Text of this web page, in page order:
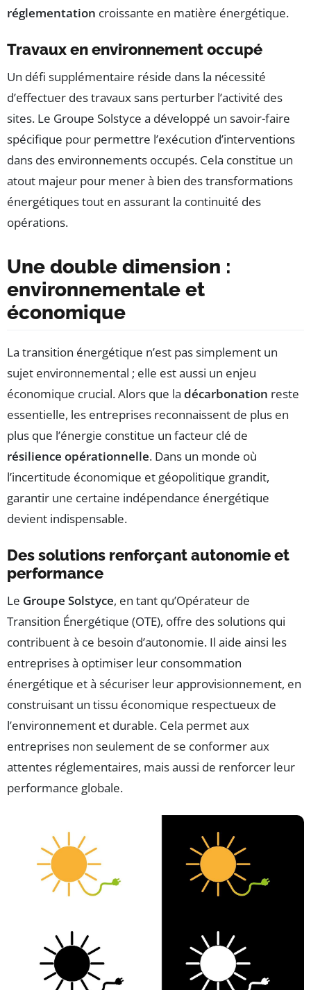
réglementation croissante en matière énergétique.
Travaux en environnement occupé
Un défi supplémentaire réside dans la nécessité
d’effectuer des travaux sans perturber l’activité des
sites. Le Groupe Solstyce a développé un savoir-faire
spécifique pour permettre l’exécution d’interventions
dans des environnements occupés. Cela constitue un
atout majeur pour mener à bien des transformations
énergétiques tout en assurant la continuité des
opérations.
Une double dimension :
environnementale et
économique
La transition énergétique n’est pas simplement un
sujet environnemental ; elle est aussi un enjeu
économique crucial. Alors que la décarbonation reste
essentielle, les entreprises reconnaissent de plus en
plus que l’énergie constitue un facteur clé de
résilience opérationnelle. Dans un monde où
l’incertitude économique et géopolitique grandit,
garantir une certaine indépendance énergétique
devient indispensable.
Des solutions renforçant autonomie et
performance
Le Groupe Solstyce, en tant qu’Opérateur de
Transition Énergétique (OTE), offre des solutions qui
contribuent à ce besoin d’autonomie. Il aide ainsi les
entreprises à optimiser leur consommation
énergétique et à sécuriser leur approvisionnement, en
construisant un tissu économique respectueux de
l’environnement et durable. Cela permet aux
entreprises non seulement de se conformer aux
attentes réglementaires, mais aussi de renforcer leur
performance globale.